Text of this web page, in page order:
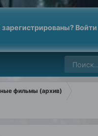
Войти
фильмы (архив)